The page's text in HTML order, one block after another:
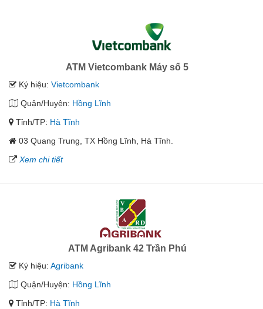
ATM Vietcombank Máy số 5
Ký hiệu: Vietcombank
Quận/Huyện: Hồng Lĩnh
Tỉnh/TP: Hà Tĩnh
03 Quang Trung, TX Hồng Lĩnh, Hà Tĩnh.
Xem chi tiết
ATM Agribank 42 Trần Phú
Ký hiệu: Agribank
Quận/Huyện: Hồng Lĩnh
Tỉnh/TP: Hà Tĩnh